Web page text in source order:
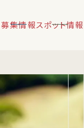
募集情報スポット情報